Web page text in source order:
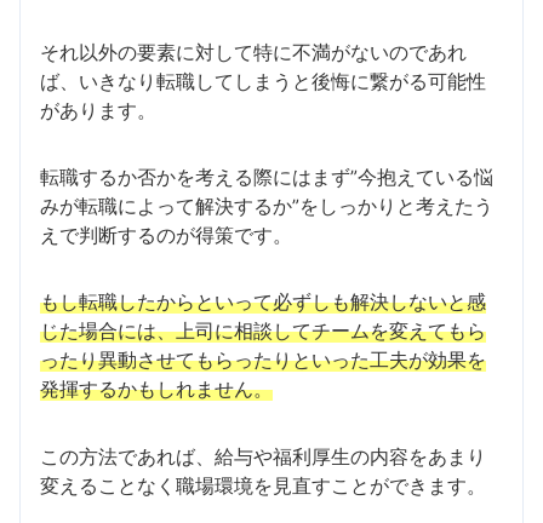
それ以外の要素に対して特に不満がないのであれ
ば、いきなり転職してしまうと後悔に繋がる可能性
があります。
転職するか否かを考える際にはまず”今抱えている悩
みが転職によって解決するか”をしっかりと考えたう
えで判断するのが得策です。
もし転職したからといって必ずしも解決しないと感
じた場合には、上司に相談してチームを変えてもら
ったり異動させてもらったりといった工夫が効果を
発揮するかもしれません。
この方法であれば、給与や福利厚生の内容をあまり
変えることなく職場環境を見直すことができます。